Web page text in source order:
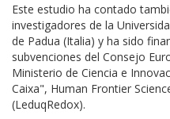
Este estudio ha contado
investigadores de la
de Padua (Italia) y ha sido
subvenciones del Consejo
Ministerio de Ciencia e
Caixa", Human Frontier
(LeduqRedox).